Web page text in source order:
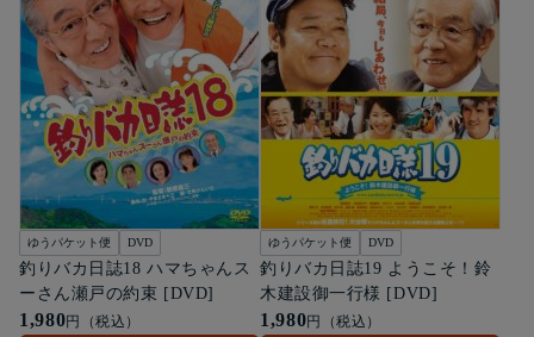
ゆうパケット便 DVD
釣りバカ日誌18 ハマちゃんス
ーさん瀬戸の約束 [DVD]
1,980円（税込）
ゆうパケット便 DVD
釣りバカ日誌19 ようこそ！鈴
木建設御一行様 [DVD]
1,980円（税込）